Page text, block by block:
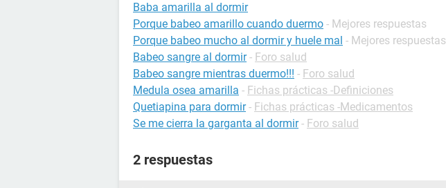
Baba amarilla al dormir
Porque babeo amarillo cuando duermo - Mejores respuestas
Porque babeo mucho al dormir y huele mal - Mejores respuestas
Babeo sangre al dormir - Foro salud
Babeo sangre mientras duermo!!! - Foro salud
Medula osea amarilla - Fichas prácticas -Definiciones
Quetiapina para dormir - Fichas prácticas -Medicamentos
Se me cierra la garganta al dormir - Foro salud
2 respuestas